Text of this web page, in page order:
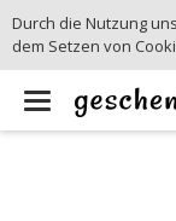
Toggle
Durch die Nutzung
dem Setzen von